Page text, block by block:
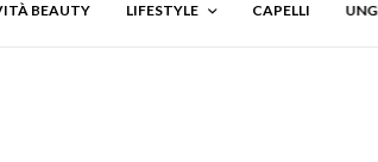
BEAUTY LIFESTYLE CAPELLI